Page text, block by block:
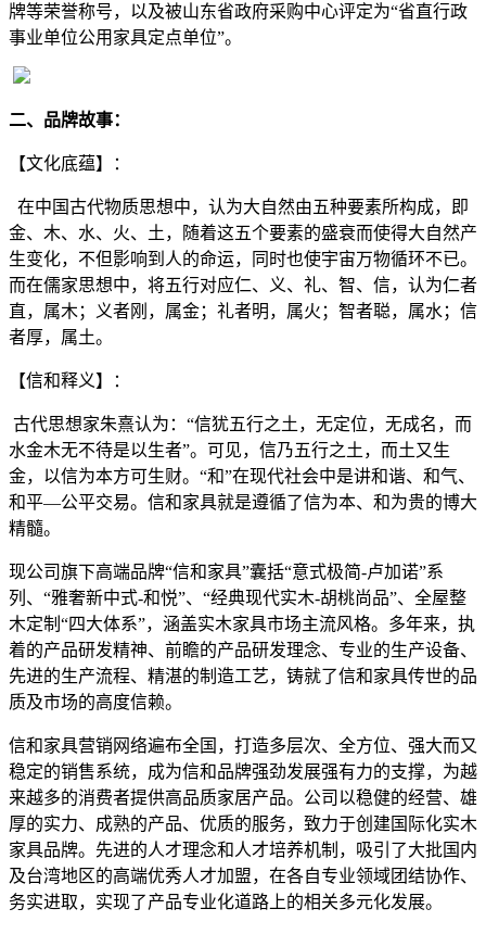
牌等荣誉称号，以及被山东省政府采购中心评定为“省直行政
事业单位公用家具定点单位”。
二、 品牌故事：
【文化底蕴】：
在中国古代物质思想中，认为大自然由五种要素所构成，即
金、木、水、火、土，随着这五个要素的盛衰而使得大自然产
生变化，不但影响到人的命运，同时也使宇宙万物循环不已。
而在儒家思想中，将五行对应仁、义、礼、智、信，认为仁者
直，属木；义者刚，属金；礼者明，属火；智者聪，属水；信
者厚，属土。
【信和释义】：
古代思想家朱熹认为：“信犹五行之土，无定位，无成名，而
水金木无不待是以生者”。可见，信乃五行之土，而土又生
金，以信为本方可生财。“和”在现代社会中是讲和谐、和气、
和平—公平交易。信和家具就是遵循了信为本、和为贵的博大
精髓。
现公司旗下高端品牌“信和家具”囊括“意式极简-卢加诺”系
列、“雅奢新中式-和悦”、“经典现代实木-胡桃尚品”、全屋整
木定制“四大体系”，涵盖实木家具市场主流风格。多年来，执
着的产品研发精神、前瞻的产品研发理念、专业的生产设备、
先进的生产流程、精湛的制造工艺，铸就了信和家具传世的品
质及市场的高度信赖。
信和家具营销网络遍布全国，打造多层次、全方位、强大而又
稳定的销售系统，成为信和品牌强劲发展强有力的支撑，为越
来越多的消费者提供高品质家居产品。公司以稳健的经营、雄
厚的实力、成熟的产品、优质的服务，致力于创建国际化实木
家具品牌。先进的人才理念和人才培养机制，吸引了大批国内
及台湾地区的高端优秀人才加盟，在各自专业领域团结协作、
务实进取，实现了产品专业化道路上的相关多元化发展。